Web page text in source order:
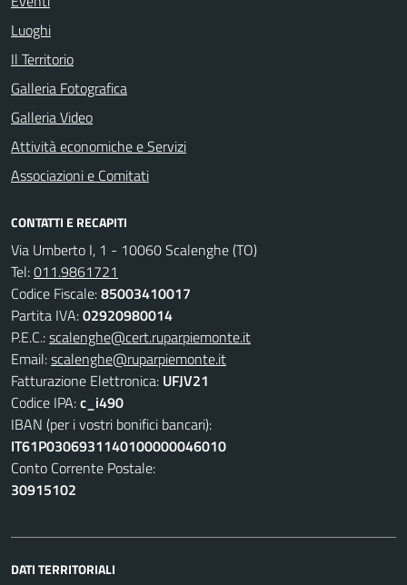
Luoghi
Il Territorio
Galleria Fotografica
Galleria Video
Attività economiche e Servizi
Associazioni e Comitati
CONTATTI E RECAPITI
Via Umberto I, 1 - 10060 Scalenghe (TO)
Tel:011.9861721
Codice Fiscale:85003410017
Partita IVA:02920980014
P.E.C.:scalenghe@cert.ruparpiemonte.it
Email:scalenghe@ruparpiemonte.it
Fatturazione Elettronica: UFJV21
Codice IPA:c_i490
IBAN (per i vostri bonifici bancari):
IT61P0306931140100000046010
Conto Corrente Postale:
30915102
DATI TERRITORIALI